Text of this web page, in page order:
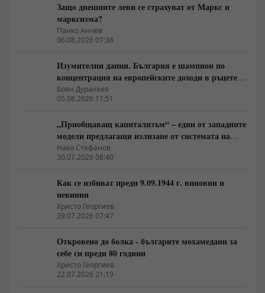
Защо днешните леви се страхуват от Маркс и
марксизма?
Панко Анчев
06.08.2026 07:38
Изумителни данни. България е шампион по
концентрация на европейските доходи в ръцете
на най-богатия 1%, надминава и САЩ
Боян Дуранкев
05.08.2026 11:51
„Приобщаващ капитализъм“ – един от западните
модели предлагащи излизане от системата на
неолиберализма
Нако Стефанов
30.07.2026 08:40
Как се избиват преди 9.09.1944 г. виновни и
невинни
Христо Георгиев
29.07.2026 07:47
Откровено до болка - българите мохамедани за
себе си преди 80 години
Христо Георгиев
22.07.2026 21:19